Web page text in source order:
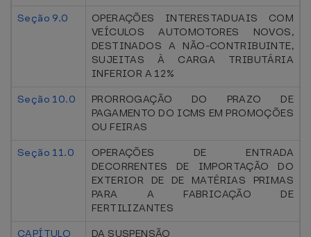
Seção 9.0
OPERAÇÕES INTERESTADUAIS COM
VEÍCULOS AUTOMOTORES NOVOS,
DESTINADOS A NÃO-CONTRIBUINTE,
SUJEITAS À CARGA TRIBUTÁRIA
INFERIOR A 12%
Seção 10.0
PRORROGAÇÃO DO PRAZO DE
PAGAMENTO DO ICMS EM PROMOÇÕES
OU FEIRAS
Seção 11.0
OPERAÇÕES DE ENTRADA
DECORRENTES DE IMPORTAÇÃO DO
EXTERIOR DE DE MATÉRIAS PRIMAS
PARA A FABRICAÇÃO DE
FERTILIZANTES
CAPÍTULO
DA SUSPENSÃO